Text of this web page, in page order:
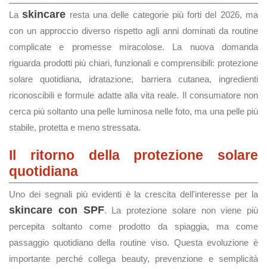
Laskincare resta una delle categorie più forti del 2026, ma
con un approccio diverso rispetto agli anni dominati da routine
complicate e promesse miracolose. La nuova domanda
riguarda prodotti più chiari, funzionali e comprensibili: protezione
solare quotidiana, idratazione, barriera cutanea, ingredienti
riconoscibili e formule adatte alla vita reale. Il consumatore non
cerca più soltanto una pelle luminosa nelle foto, ma una pelle più
stabile, protetta e meno stressata.
Il ritorno della protezione solare
quotidiana
Uno dei segnali più evidenti è la crescita dell'interesse per la
skincare con SPF. La protezione solare non viene più
percepita soltanto come prodotto da spiaggia, ma come
passaggio quotidiano della routine viso. Questa evoluzione è
importante perché collega beauty, prevenzione e semplicità